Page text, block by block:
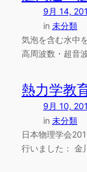
9月 14,
in 未分類
気泡を含む水中
高周波数・超音
熱力学教
9月 10,
in 未分類
日本物理学会
行いました： 金